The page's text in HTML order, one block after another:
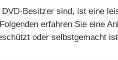
DVD-Besitzer sind, ist eine
erfahren Sie eine
oder selbstgemacht